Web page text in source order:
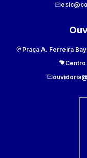
Praça A. Ferreira
Centro